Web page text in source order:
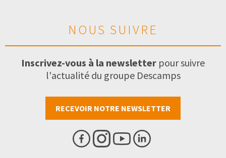
NOUS SUIVRE
Inscrivez-vous à la newsletter pour suivre
l'actualité du groupe Descamps
RECEVOIR NOTRE NEWSLETTER